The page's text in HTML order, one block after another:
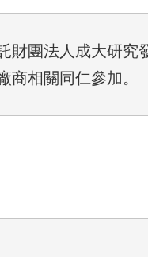
財團法人成大研究
相關同仁參加。